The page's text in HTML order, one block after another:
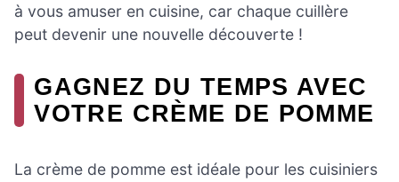
à vous amuser en cuisine, car chaque cuillère
peut devenir une nouvelle découverte !
GAGNEZ DU TEMPS AVEC
VOTRE CRÈME DE POMME
La crème de pomme est idéale pour les cuisiniers